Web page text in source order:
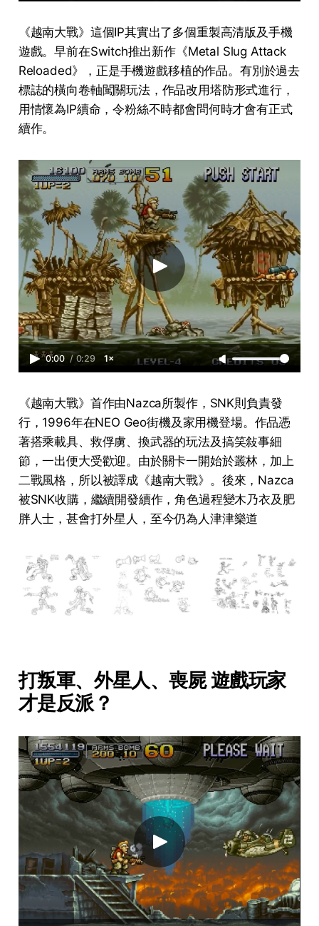
《越南大戰》這個IP其實出了多個重製高清版及手機
遊戲。早前在Switch推出新作《Metal Slug Attack
Reloaded》，正是手機遊戲移植的作品。有別於過去
標誌的橫向卷軸闖關玩法，作品改用塔防形式進行，
用情懷為IP續命，令粉絲不時都會問何時才會有正式
續作。
0:00 / 0:29 1×
《越南大戰》首作由Nazca所製作，SNK則負責發
行，1996年在NEO Geo街機及家用機登場。作品憑
著搭乘載具、救俘虜、換武器的玩法及搞笑敍事細
節，一出便大受歡迎。由於關卡一開始於叢林，加上
二戰風格，所以被譯成《越南大戰》。後來，Nazca
被SNK收購，繼續開發續作，角色過程變木乃衣及肥
胖人士，甚會打外星人，至今仍為人津津樂道
打叛軍、外星人、喪屍 遊戲玩家
才是反派？